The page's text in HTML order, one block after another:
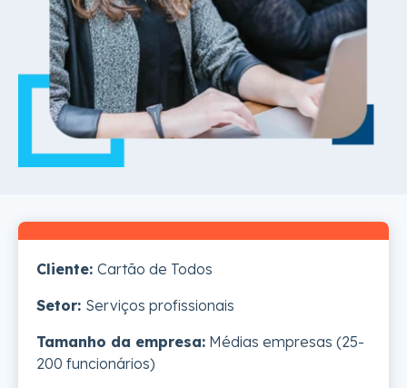
Cliente: Cartão de Todos
Setor: Serviços profissionais
Tamanho da empresa: Médias empresas (25-
200 funcionários)